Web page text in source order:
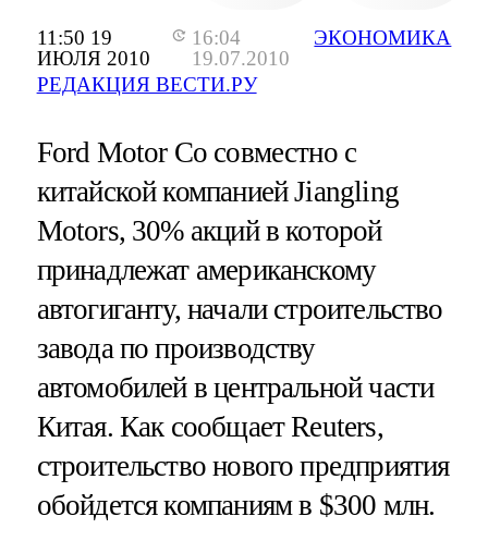
11:50 19
ИЮЛЯ 2010
16:04
19.07.2010
РЕДАКЦИЯ ВЕСТИ.РУ
ЭКОНОМИКА
Ford Motor Co совместно с
китайской компанией Jiangling
Motors, 30% акций в которой
принадлежат американскому
автогиганту, начали строительство
завода по производству
автомобилей в центральной части
Китая. Как сообщает Reuters,
строительство нового предприятия
обойдется компаниям в $300 млн.